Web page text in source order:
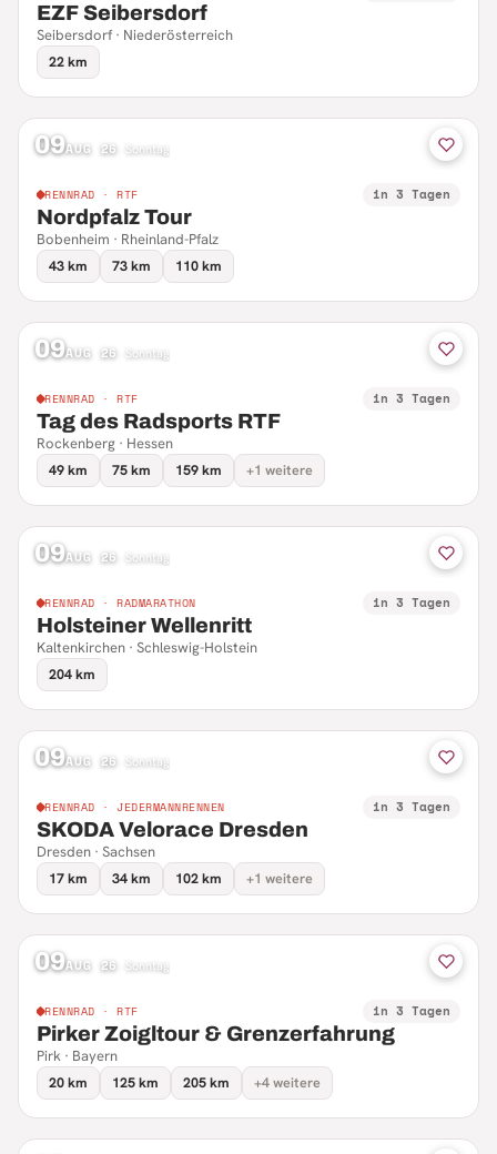
EZF Seibersdorf
Seibersdorf · Niederösterreich
22 km
09AUG 26 Sonntag
RENNRAD · RTF in 3 Tagen
Nordpfalz Tour
Bobenheim · Rheinland-Pfalz
43 km
73 km 110 km
09AUG 26 Sonntag
RENNRAD · RTF in 3 Tagen
Tag des Radsports RTF
Rockenberg · Hessen
49 km
75 km 159 km +1 weitere
09AUG 26 Sonntag
RENNRAD · RADMARATHON in 3 Tagen
Holsteiner Wellenritt
Kaltenkirchen · Schleswig-Holstein
204 km
09AUG 26 Sonntag
RENNRAD · JEDERMANNRENNEN in 3 Tagen
SKODA Velorace Dresden
Dresden · Sachsen
17 km
34 km 102 km +1 weitere
09AUG 26 Sonntag
RENNRAD · RTF in 3 Tagen
Pirker Zoigltour & Grenzerfahrung
Pirk · Bayern
20 km
125 km 205 km +4 weitere